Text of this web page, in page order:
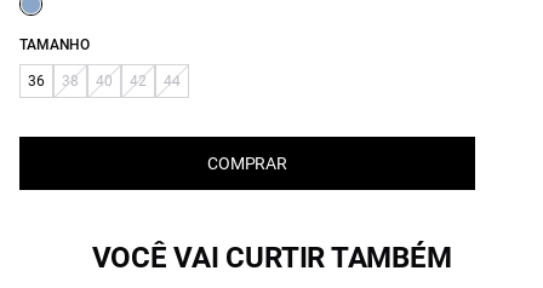
TAMANHO
36 38 40 42 44
COMPRAR
VOCÊ VAI CURTIR TAMBÉM